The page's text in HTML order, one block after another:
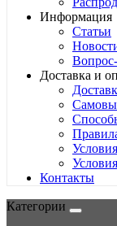
Информация
Статьи
Доставка и
Контакты
Категории